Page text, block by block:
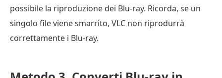
possibile la riproduzione dei Blu-ray. Ricorda, se un
singolo file viene smarrito, VLC non riprodurrà
correttamente i Blu-ray.